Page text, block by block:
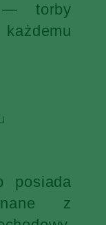
— torby
posiada
z